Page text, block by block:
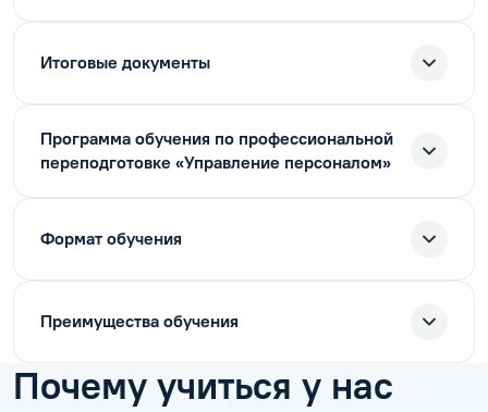
Итоговые документы
Программа обучения по профессиональной
переподготовке «Управление персоналом»
Формат обучения
Преимущества обучения
Почему учиться у нас